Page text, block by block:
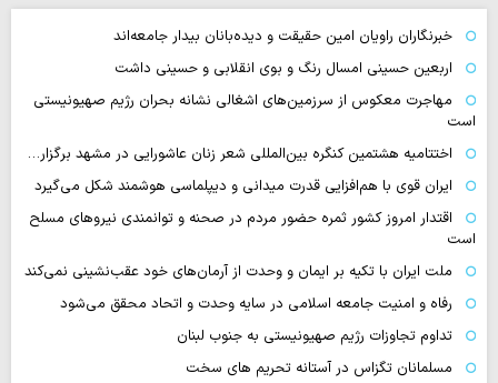
خبرنگاران راویان امین حقیقت و دیده‌بانان بیدار جامعه‌اند
اربعین حسینی امسال رنگ و بوی انقلابی و حسینی داشت
مهاجرت معکوس از سرزمین‌های اشغالی نشانه بحران رژیم صهیونیستی
است
اختتامیه هشتمین کنگره بین‌المللی شعر زنان عاشورایی در مشهد برگزار…
ایران قوی با هم‌افزایی قدرت میدانی و دیپلماسی هوشمند شکل می‌گیرد
اقتدار امروز کشور ثمره حضور مردم در صحنه و توانمندی نیروهای مسلح
است
ملت ایران با تکیه بر ایمان و وحدت از آرمان‌های خود عقب‌نشینی نمی‌کند
رفاه و امنیت جامعه اسلامی در سایه وحدت و اتحاد محقق می‌شود
تداوم تجاوزات رژیم صهیونیستی به جنوب لبنان
مسلمانان تگزاس در آستانه تحریم های سخت